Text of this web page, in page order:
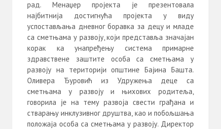
рад. Менаџер пројекта је презентовала
најбитнија достигнућа пројекта у виду
успостављања дневног боравка за децу и младе
са сметњама у развоју, који представља значајан
корак ка унапређењу система примарне
здравствене заштите особа са сметњама у
развоју на територији општине Бајина Башта.
Оливера Ђуровић из Удружења деце са
сметњама у развоју и њихових родитеља,
говорила је на тему развоја свести грађана и
стварању инклузивног друштва, као и побољшања
положаја особа са сметњама у развоју. Директор